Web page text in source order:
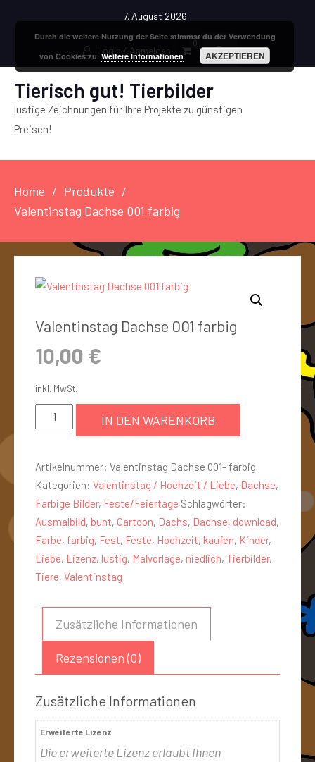
7. August 2026
Login / Anmelden
0
Tierisch gut! Tierbilder
lustige Zeichnungen für Ihre Projekte zu günstigen
Preisen!
Home
Produkte
Valentinstag Dachse 001 farbig
Valentinstag Dachse 001 farbig
10,00 €
inkl. MwSt.
IN DEN WARENKORB
Artikelnummer: Valentinstag Dachse 001- farbig
Kategorien: Valentinstag / Hochzeit / Liebe, Dachse,
Farbige Bilder, Feste/Feiertage Schlagwörter:
Ausmalbild, bunt, Cartoon, Dachs, Dachse, download,
Farbe, farbig, Fest, Feste, Hochzeit, kaufen, Kinder,
Liebe, Lizenz, lustig, Malvorlage, niedlich, Tierbilder,
Tiere, Valentinstag
Zusätzliche Informationen
Rezensionen (0)
Zusätzliche Informationen
Erweiterte Lizenz
Die erweiterte Lizenz erlaubt Ihnen
Durch die weitere Nutzung der Seite stimmst du der Verwendung
von Cookies zu.Weitere Informationen AKZEPTIEREN